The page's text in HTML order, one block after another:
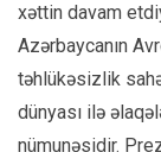
xəttin davam
Azərbaycanın
təhlükəsizlik
dünyası ilə
nümunəsidir.